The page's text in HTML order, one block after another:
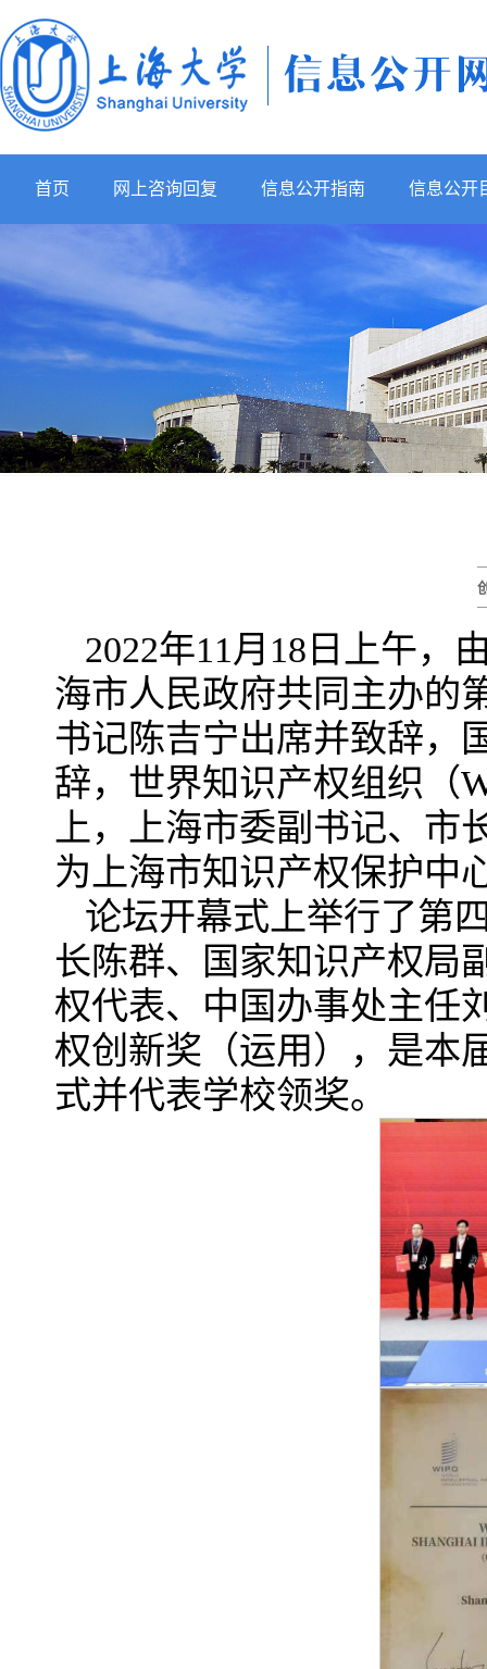
首页 网上咨询回复 信息公开指南 信息公开
2022年11月18日上午，
海市人民政府共同主办的
书记陈吉宁出席并致辞，
辞，世界知识产权组织（
上，上海市委副书记、
为上海市知识产权保护中
论坛开幕式上举行了第
长陈群、国家知识产权局
权代表、中国办事处主任
权创新奖（运用），是本
式并代表学校领奖。